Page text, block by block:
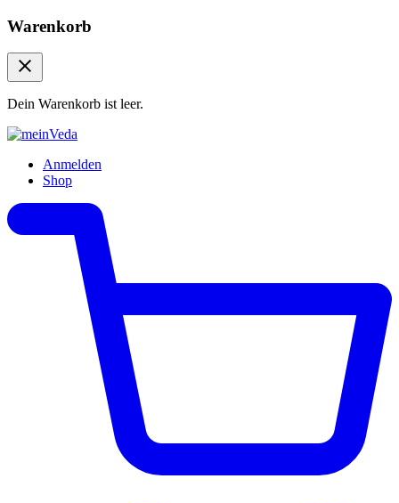
Warenkorb
Dein Warenkorb ist leer.
Anmelden
Shop